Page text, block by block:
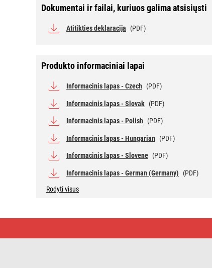
Dokumentai ir failai, kuriuos galima atsisiųsti
Atitikties deklaracija (PDF)
Produkto informaciniai lapai
Informacinis lapas - Czech (PDF)
Informacinis lapas - Slovak (PDF)
Informacinis lapas - Polish (PDF)
Informacinis lapas - Hungarian (PDF)
Informacinis lapas - Slovene (PDF)
Informacinis lapas - German (Germany) (PDF)
Rodyti visus
Classic